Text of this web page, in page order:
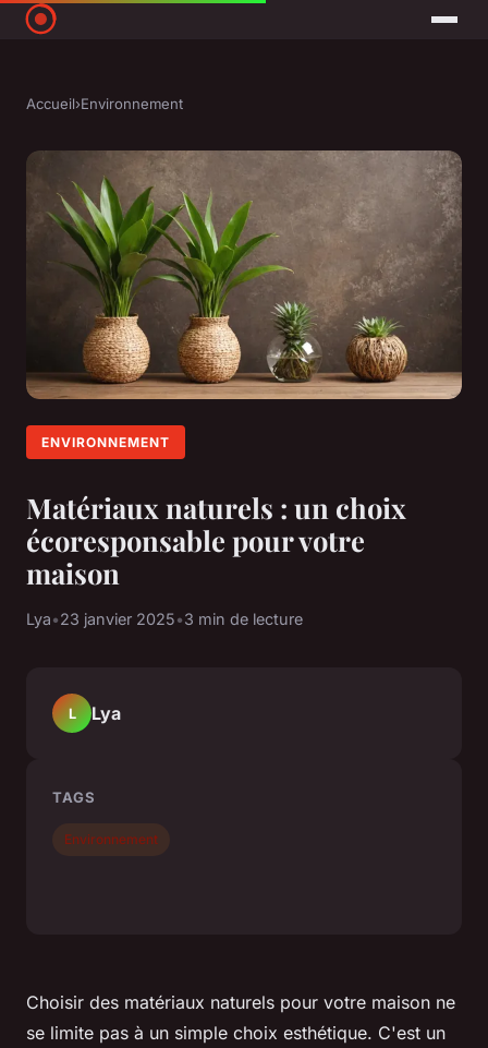
Accueil›Environnement
ENVIRONNEMENT
Matériaux naturels : un choix
écoresponsable pour votre
maison
Lya•23 janvier 2025•3 min de lecture
Choisir des matériaux naturels pour votre maison ne
se limite pas à un simple choix esthétique. C'est un
L Lya
TAGS
Environnement